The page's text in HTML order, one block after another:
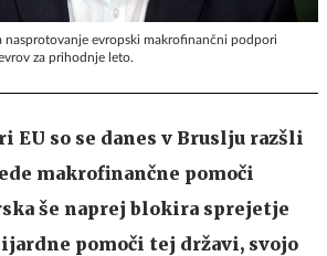
nasprotovanje evropski makrofinančni podpori
za prihodnje leto.
so se danes v Bruslju razšli
makrofinančne pomoči
še naprej blokira sprejetje
pomoči tej državi, svojo